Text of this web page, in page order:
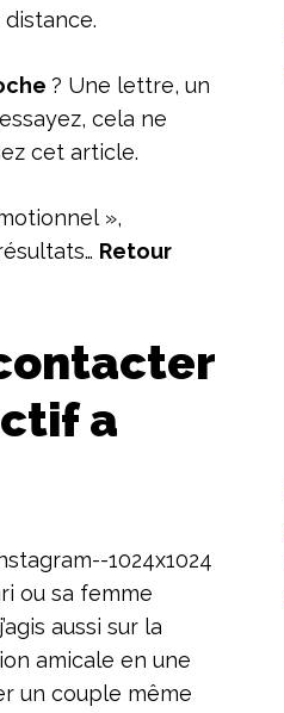
? Une lettre, un
cela ne
cet article.
»,
Retour
a
aussi sur la
amicale en une
un couple même